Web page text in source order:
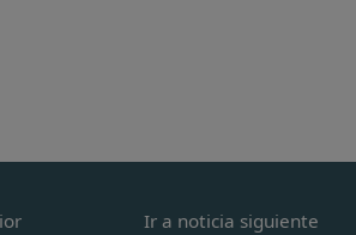
Ir a noticia siguiente